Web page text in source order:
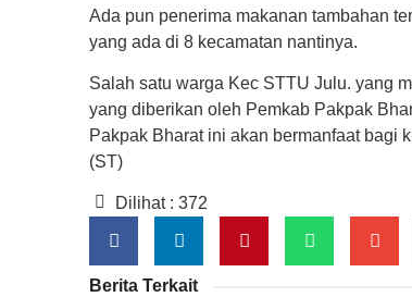
Ada pun penerima makanan tambahan
yang ada di 8 kecamatan nantinya.
Salah satu warga Kec STTU Julu. yang
yang diberikan oleh Pemkab Pakpak
Pakpak Bharat ini akan bermanfaat bagi
(ST)
Dilihat : 372
Berita Terkait